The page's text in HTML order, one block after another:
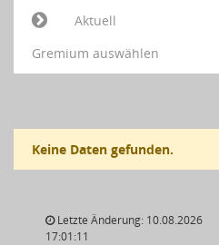
Aktuell
Gremium auswählen
Keine Daten gefunden.
Letzte Änderung: 10.08.2026
17:01:11